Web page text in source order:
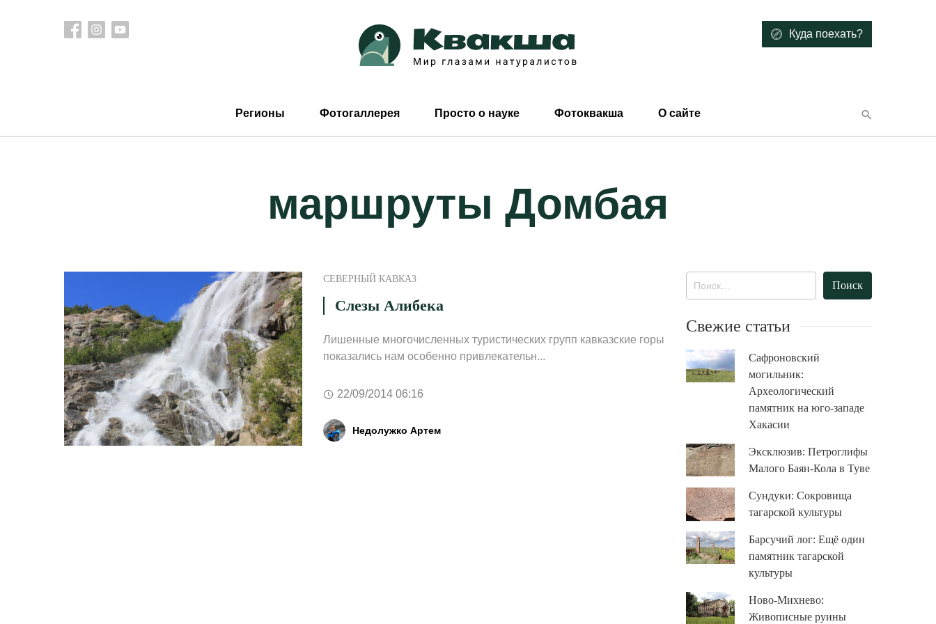
Куда поехать?
Регионы Фотогаллерея Просто о науке Фотоквакша О сайте
маршруты Домбая
СЕВЕРНЫЙ КАВКАЗ
Слезы Алибека
Лишенные многочисленных туристических групп кавказские горы
показались нам особенно привлекательн...
22/09/2014 06:16
Недолужко Артем
Свежие статьи
Сафроновский
могильник:
Археологический
памятник на юго-западе
Хакасии
Эксклюзив: Петроглифы
Малого Баян-Кола в Туве
Сундуки: Сокровища
тагарской культуры
Барсучий лог: Ещё один
памятник тагарской
культуры
Ново-Михнево:
Живописные руины